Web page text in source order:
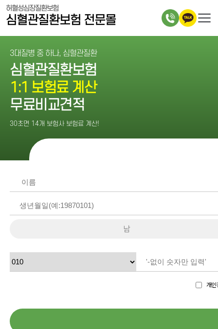
허혈성심장질환보험
심혈관질환보험 전문몰
3대질병 중 하나, 심혈관질환
심혈관질환보험
1:1 보험료 계산
무료비교견적
30초면 14개 보험사 보험료 계산!
남
개인